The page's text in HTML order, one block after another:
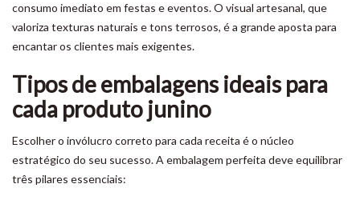
consumo imediato em festas e eventos. O visual artesanal, que
valoriza texturas naturais e tons terrosos, é a grande aposta para
encantar os clientes mais exigentes.
Tipos de embalagens ideais para
cada produto junino
Escolher o invólucro correto para cada receita é o núcleo
estratégico do seu sucesso. A embalagem perfeita deve equilibrar
três pilares essenciais: